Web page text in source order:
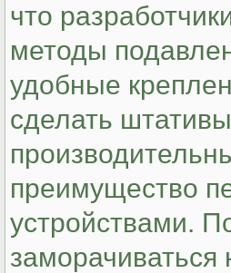
что
методы
удобные
сделать
преимущество
устройствами.